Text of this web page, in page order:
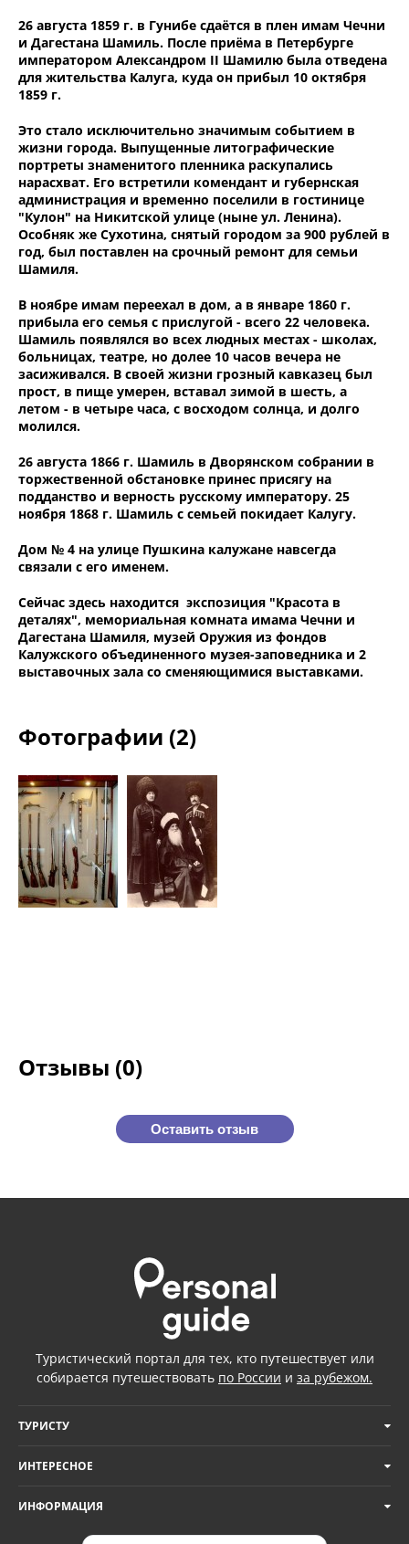
26 августа 1859 г. в Гунибе сдаётся в плен имам Чечни
и Дагестана Шамиль. После приёма в Петербурге
императором Александром II Шамилю была отведена
для жительства Калуга, куда он прибыл 10 октября
1859 г.
Это стало исключительно значимым событием в
жизни города. Выпущенные литографические
портреты знаменитого пленника раскупались
нарасхват. Его встретили комендант и губернская
администрация и временно поселили в гостинице
"Кулон" на Никитской улице (ныне ул. Ленина).
Особняк же Сухотина, снятый городом за 900 рублей в
год, был поставлен на срочный ремонт для семьи
Шамиля.
В ноябре имам переехал в дом, а в январе 1860 г.
прибыла его семья с прислугой - всего 22 человека.
Шамиль появлялся во всех людных местах - школах,
больницах, театре, но долее 10 часов вечера не
засиживался. В своей жизни грозный кавказец был
прост, в пище умерен, вставал зимой в шесть, а
летом - в четыре часа, с восходом солнца, и долго
молился.
26 августа 1866 г. Шамиль в Дворянском собрании в
торжественной обстановке принес присягу на
подданство и верность русскому императору. 25
ноября 1868 г. Шамиль с семьей покидает Калугу.
Дом № 4 на улице Пушкина калужане навсегда
связали с его именем.
Сейчас здесь находится экспозиция "Красота в
деталях", мемориальная комната имама Чечни и
Дагестана Шамиля, музей Оружия из фондов
Калужского объединенного музея-заповедника и 2
выставочных зала со сменяющимися выставками.
Фотографии (2)
Отзывы (0)
Оставить отзыв
Туристический портал для тех, кто путешествует или
собирается путешествовать по России и за рубежом.
ТУРИСТУ
ИНТЕРЕСНОЕ
ИНФОРМАЦИЯ